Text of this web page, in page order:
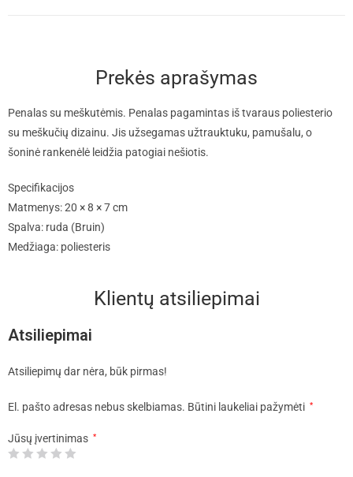
Prekės aprašymas
Penalas su meškutėmis. Penalas pagamintas iš tvaraus poliesterio
su meškučių dizainu. Jis užsegamas užtrauktuku, pamušalu, o
šoninė rankenėlė leidžia patogiai nešiotis.
Specifikacijos
Matmenys: 20 × 8 × 7 cm
Spalva: ruda (Bruin)
Medžiaga: poliesteris
Klientų atsiliepimai
Atsiliepimai
Atsiliepimų dar nėra, būk pirmas!
El. pašto adresas nebus skelbiamas. Būtini laukeliai pažymėti *
Jūsų įvertinimas *